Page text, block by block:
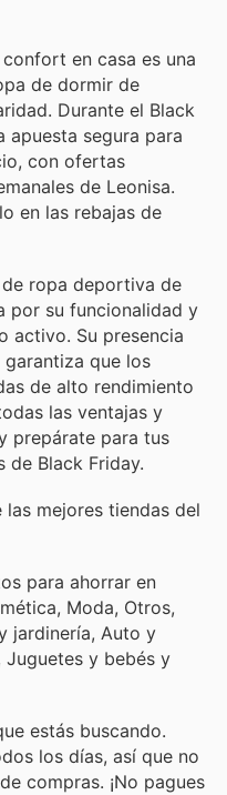
confort en casa es una
de dormir de
Durante el Black
apuesta segura para
con ofertas
de Leonisa.
en las rebajas de
de ropa deportiva de
por su funcionalidad y
activo. Su presencia
que los
de alto rendimiento
las ventajas y
prepárate para tus
de Black Friday.
mejores tiendas del
para ahorrar en
Moda, Otros,
jardinería, Auto y
Juguetes y bebés y
estás buscando.
los días, así que no
compras. ¡No pagues